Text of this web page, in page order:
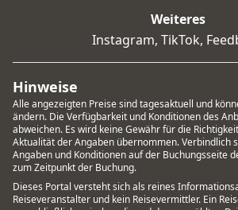
Weiteres
Instagram, TikTok,
Hinweise
Alle angezeigten Preise sind tagesaktuell und
ändern. Die Verfügbarkeit und Konditionen des
abweichen. Es wird keine Gewähr für die
Aktualität der Angaben übernommen. Verbindlich
Angaben und Konditionen auf der Buchungsseite
zum Zeitpunkt der Buchung.
Dieses Portal versteht sich als reines
Reiseveranstalter und kein Reisevermittler. Ein